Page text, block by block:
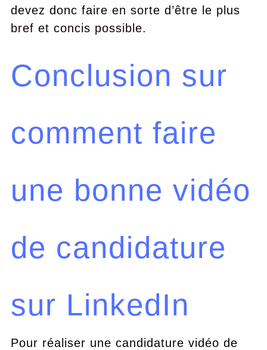
devez donc faire en sorte d’être le plus
bref et concis possible.
Conclusion sur
comment faire
une bonne vidéo
de candidature
sur LinkedIn
Pour réaliser une candidature vidéo de